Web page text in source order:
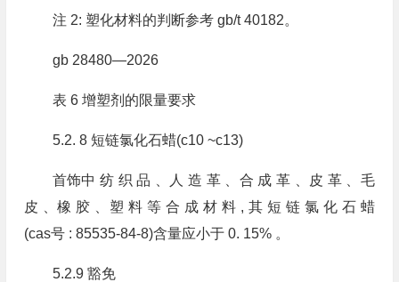
注 2: 塑化材料的判断参考 gb/t 40182。
gb 28480—2026
表 6 增塑剂的限量要求
5.2. 8 短链氯化石蜡(c10 ~c13)
首饰中 纺 织 品 、人 造 革 、合 成 革 、皮 革 、毛
皮 、橡 胶 、塑 料 等 合 成 材 料 , 其 短 链 氯 化 石 蜡
(cas号 : 85535-84-8)含量应小于 0. 15% 。
5.2.9 豁免